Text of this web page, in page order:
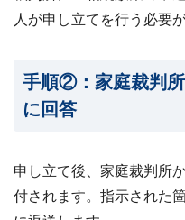
人が申し立てを行う必要
手順②：家庭裁判
に回答
申し立て後、家庭裁判所
付されます。指示された